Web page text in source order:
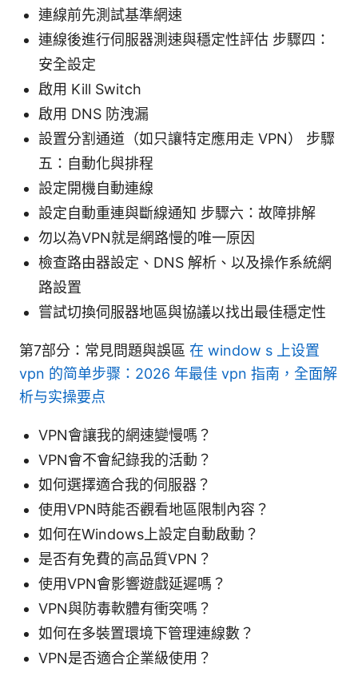
連線前先測試基準網速
連線後進行伺服器測速與穩定性評估 步驟四：
安全設定
啟用 Kill Switch
啟用 DNS 防洩漏
設置分割通道（如只讓特定應用走 VPN） 步驟
五：自動化與排程
設定開機自動連線
設定自動重連與斷線通知 步驟六：故障排解
勿以為VPN就是網路慢的唯一原因
檢查路由器設定、DNS 解析、以及操作系統網
路設置
嘗試切換伺服器地區與協議以找出最佳穩定性
第7部分：常見問題與誤區 在 window s 上设置
vpn 的简单步骤：2026 年最佳 vpn 指南，全面解
析与实操要点
VPN會讓我的網速變慢嗎？
VPN會不會紀錄我的活動？
如何選擇適合我的伺服器？
使用VPN時能否觀看地區限制內容？
如何在Windows上設定自動啟動？
是否有免費的高品質VPN？
使用VPN會影響遊戲延遲嗎？
VPN與防毒軟體有衝突嗎？
如何在多裝置環境下管理連線數？
VPN是否適合企業級使用？